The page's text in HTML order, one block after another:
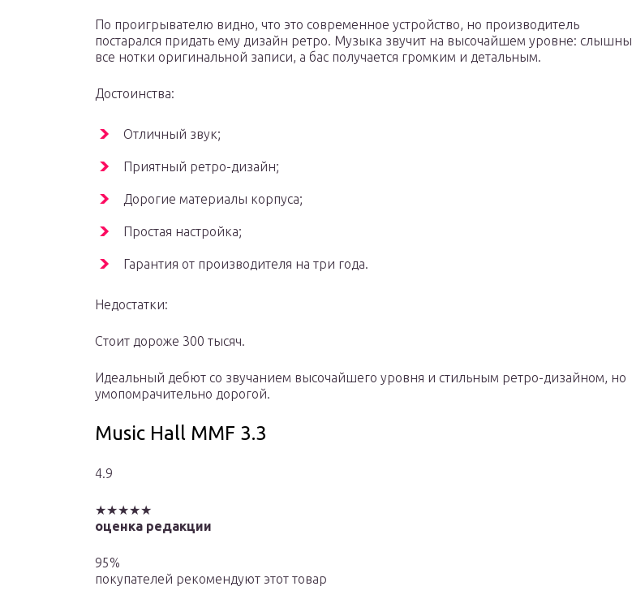
По проигрывателю видно, что это современное устройство, но производитель
постарался придать ему дизайн ретро. Музыка звучит на высочайшем уровне: слышны
все нотки оригинальной записи, а бас получается громким и детальным.
Достоинства:
Отличный звук;
Приятный ретро-дизайн;
Дорогие материалы корпуса;
Простая настройка;
Гарантия от производителя на три года.
Недостатки:
Стоит дороже 300 тысяч.
Идеальный дебют со звучанием высочайшего уровня и стильным ретро-дизайном, но
умопомрачительно дорогой.
Music Hall MMF 3.3
4.9
★★★★★
оценка редакции
95%
покупателей рекомендуют этот товар